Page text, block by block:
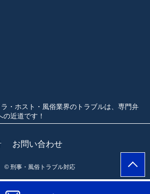
・ホスト・風俗業界のトラブルは、専門弁
近道です！
お問い合わせ
© 刑事・風俗トラブル対応